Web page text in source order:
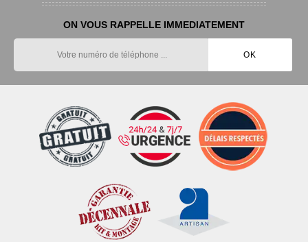
ON VOUS RAPPELLE IMMEDIATEMENT